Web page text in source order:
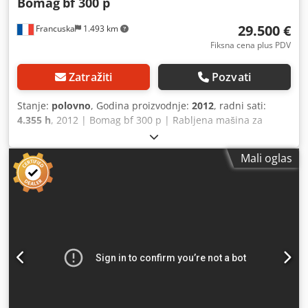
Francuska 1.493 km 29.500 €
Fiksna cena plus PDV
Zatražiti Pozvati
Stanje: polovno, Godina proizvodnje: 2012, radni sati:
4.355 h, 2012 | Bomag bf 300 p | Rabljena mašina za
polaganje asfalta | 4355 radnih sati 📍Lokacija: Francuska
🚛 Dostava je moguća do vaše lokacije – koristite naš
kalkulator za isporuku kako biste procenili troškove
transporta! 💰 Kupite sada za 29.500 EUR ili pošaljite
ponudu. Platite pri isporuci uz pristupačnu naknadu
inspektora: Serijska platforma nije pronađena, središnji
valjak se ne zagreva tokom pregleda, centralna pumpa za
Mali oglas